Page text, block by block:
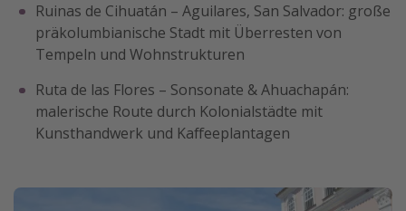
Ruinas de Cihuatán – Aguilares, San Salvador: große
präkolumbianische Stadt mit Überresten von
Tempeln und Wohnstrukturen
Ruta de las Flores – Sonsonate & Ahuachapán:
malerische Route durch Kolonialstädte mit
Kunsthandwerk und Kaffeeplantagen